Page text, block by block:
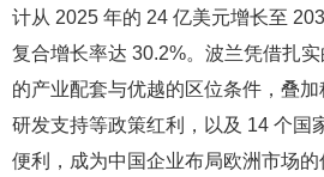
计从 2025 年的 24 亿美元增长至
复合增长率达 30.2%。波兰凭借扎
的产业配套与优越的区位条件，叠加
研发支持等政策红利，以及 14 个国
便利，成为中国企业布局欧洲市场